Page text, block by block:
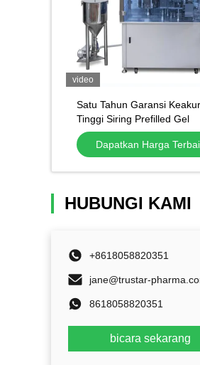
video
Satu Tahun Garansi
Tinggi Siring Prefilled Gel
Keramik Satu kali pakai
Siring Mesin Pengisi
Dapatkan Harga
HUBUNGI KAMI
+8618058820351
jane@trustar-
8618058820351
bicara sekarang